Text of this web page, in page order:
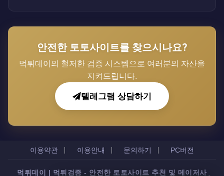
안전한 토토사이트를 찾으시나요?
먹튀데이의 철저한 검증 시스템으로 여러분의 자산을
지켜드립니다.
텔레그램 상담하기
이용약관 이용안내 문의하기 PC버전
먹튀데이 | 먹튀검증 - 안전한 토토사이트 추천 및 메이저사